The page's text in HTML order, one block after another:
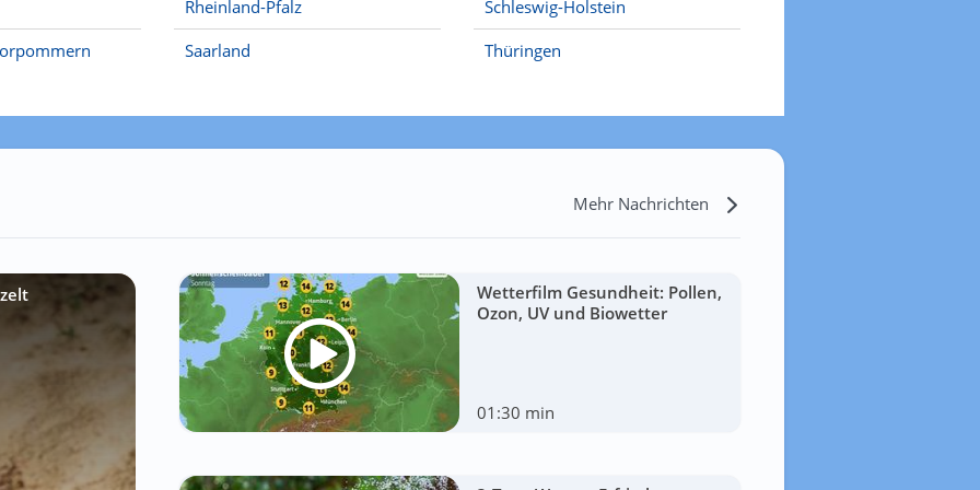
Rheinland-Pfalz
Saarland
Schleswig-Holstein
Thüringen
Mehr Nachrichten
Wetterfilm Gesundheit: Pollen,
Ozon, UV und Biowetter
01:30 min